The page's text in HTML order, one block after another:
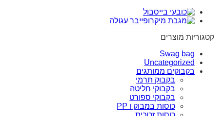
קטגוריות מוצרים
Swag bag
Uncategorized
בקבוקים ממותגים
בקבוק תרמי
בקבוקי חליטה
בקבוקי ספורט
כוסות במבוק ו PP